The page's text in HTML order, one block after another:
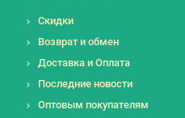
Скидки
Возврат и обмен
Доставка и Оплата
Последние новости
Оптовым покупателям